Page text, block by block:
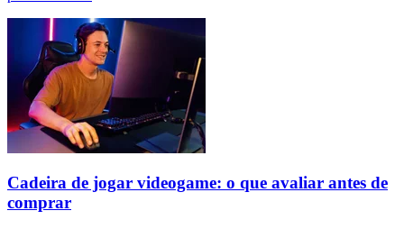
Cadeira de jogar videogame: o que avaliar antes de
comprar